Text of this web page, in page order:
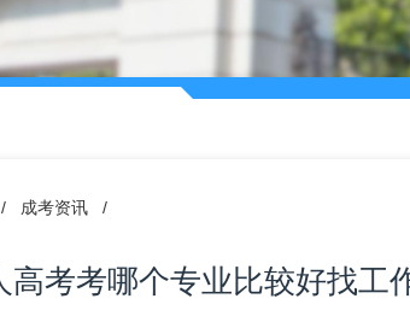
成考资讯 /
高考考哪个专业比较好找工